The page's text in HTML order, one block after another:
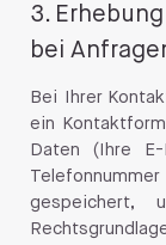
3.
bei
Bei Ihrer
ein
Daten (Ihre
gespeichert,